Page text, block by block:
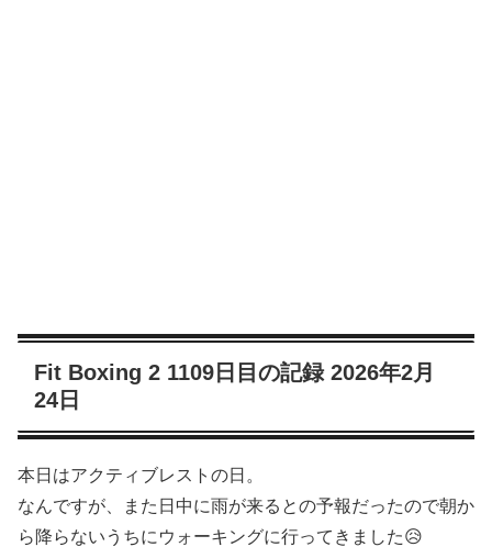
Fit Boxing 2 1109日目の記録 2026年2月
24日
本日はアクティブレストの日。
なんですが、また日中に雨が来るとの予報だったので朝か
ら降らないうちにウォーキングに行ってきました😥